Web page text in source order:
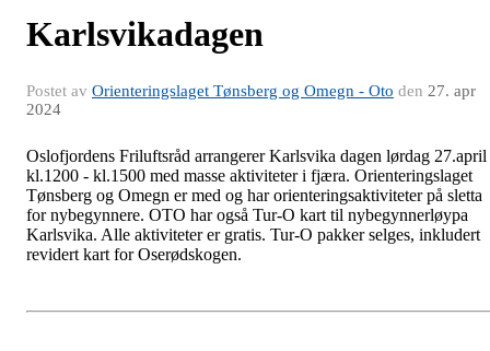
Karlsvikadagen
Postet av Orienteringslaget Tønsberg og Omegn - Oto den 27. apr
2024
Oslofjordens Friluftsråd arrangerer Karlsvika dagen lørdag 27.april
kl.1200 - kl.1500 med masse aktiviteter i fjæra. Orienteringslaget
Tønsberg og Omegn er med og har orienteringsaktiviteter på sletta
for nybegynnere. OTO har også Tur-O kart til nybegynnerløypa
Karlsvika. Alle aktiviteter er gratis. Tur-O pakker selges, inkludert
revidert kart for Oserødskogen.